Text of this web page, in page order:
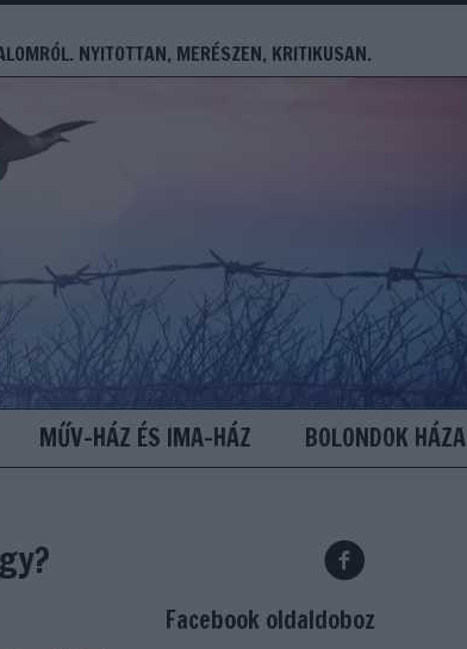
NYITOTTAN, MERÉSZEN, KRITIKUSAN.
MŰV-HÁZ ÉS IMA-HÁZ BOLONDOK HÁZA
Facebook oldaldoboz